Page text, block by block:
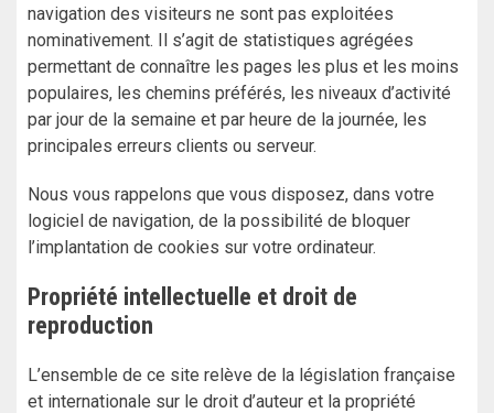
navigation des visiteurs ne sont pas exploitées
nominativement. Il s’agit de statistiques agrégées
permettant de connaître les pages les plus et les moins
populaires, les chemins préférés, les niveaux d’activité
par jour de la semaine et par heure de la journée, les
principales erreurs clients ou serveur.
Nous vous rappelons que vous disposez, dans votre
logiciel de navigation, de la possibilité de bloquer
l’implantation de cookies sur votre ordinateur.
Propriété intellectuelle et droit de
reproduction
L’ensemble de ce site relève de la législation française
et internationale sur le droit d’auteur et la propriété